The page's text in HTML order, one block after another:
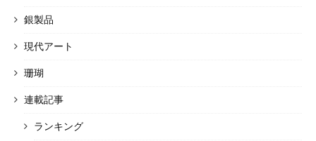
銀製品
現代アート
珊瑚
連載記事
ランキング